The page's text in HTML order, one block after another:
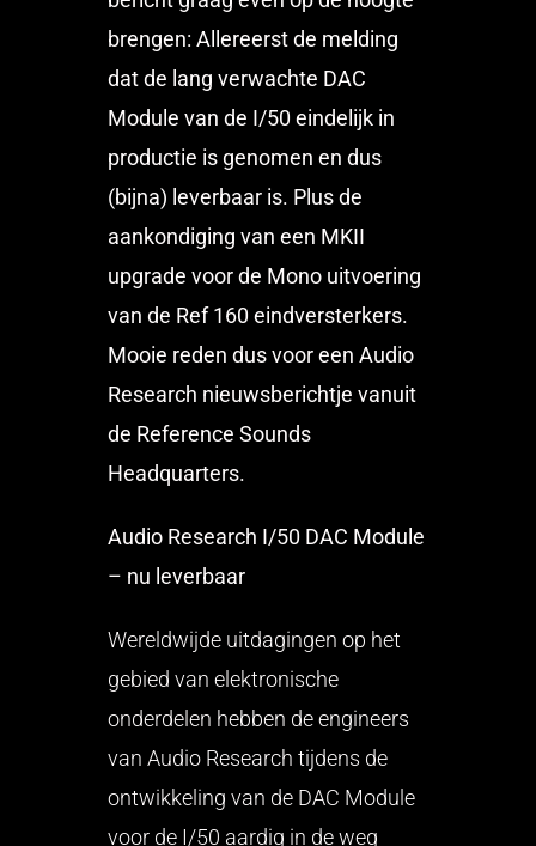
brengen: Allereerst de melding
dat de lang verwachte DAC
Module van de I/50 eindelijk in
productie is genomen en dus
(bijna) leverbaar is. Plus de
aankondiging van een MKII
upgrade voor de Mono uitvoering
van de Ref 160 eindversterkers.
Mooie reden dus voor een Audio
Research nieuwsberichtje vanuit
de Reference Sounds
Headquarters.
Audio Research I/50 DAC Module
– nu leverbaar
Wereldwijde uitdagingen op het
gebied van elektronische
onderdelen hebben de engineers
van Audio Research tijdens de
ontwikkeling van de DAC Module
voor de I/50 aardig in de weg